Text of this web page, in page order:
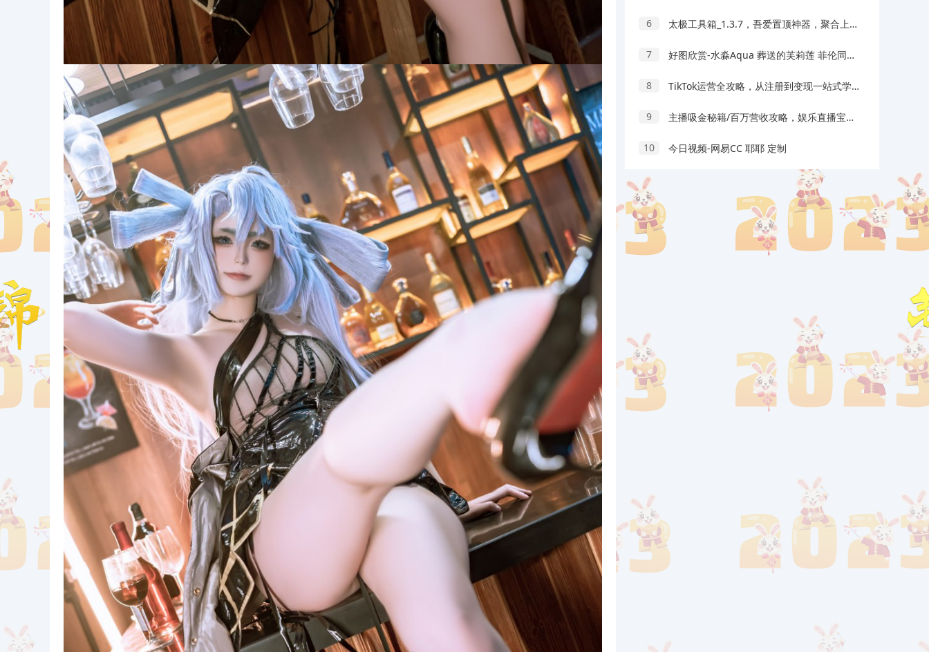
6 太极工具箱_1.3.7，吾爱置顶神器，聚合上百小工具
7 好图欣赏-水淼Aqua 葬送的芙莉莲 菲伦同人
8 TikTok运营全攻略，从注册到变现一站式学习，揭秘热门玩法与限流解决方案
9 主播吸金秘籍/百万营收攻略，娱乐直播宝典，高效主播学习系统
10 今日视频-网易CC 耶耶 定制